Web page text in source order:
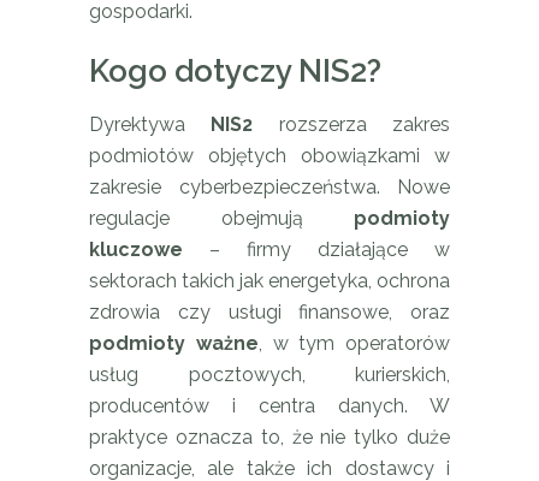
gospodarki.
Kogo dotyczy NIS2?
Dyrektywa NIS2 rozszerza zakres
podmiotów objętych obowiązkami w
zakresie cyberbezpieczeństwa. Nowe
regulacje obejmują podmioty
kluczowe – firmy działające w
sektorach takich jak energetyka, ochrona
zdrowia czy usługi finansowe, oraz
podmioty ważne, w tym operatorów
usług pocztowych, kurierskich,
producentów i centra danych. W
praktyce oznacza to, że nie tylko duże
organizacje, ale także ich dostawcy i